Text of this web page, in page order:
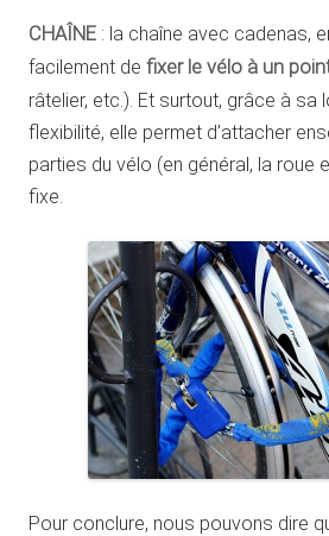
CHAÎNE : la chaîne avec cadenas,
facilement de fixer le vélo à un
râtelier, etc.). Et surtout, grâce à sa
flexibilité, elle permet d’attacher
parties du vélo (en général, la roue
fixe.
Pour conclure, nous pouvons dire